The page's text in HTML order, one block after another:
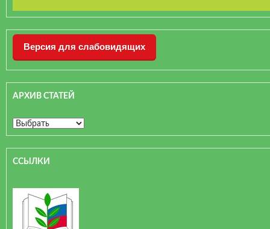
Версия для слабовидящих
АРХИВ СТАТЕЙ
ССЫЛКИ